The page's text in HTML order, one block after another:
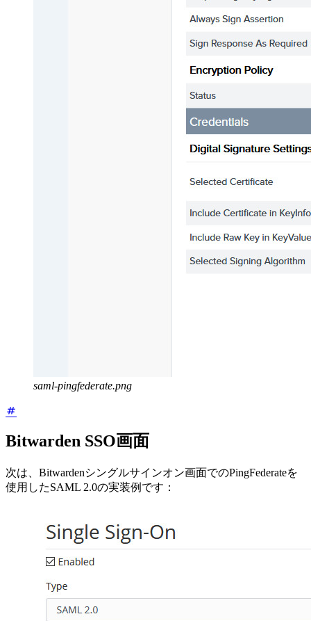
saml-pingfederate.png
Bitwarden SSO画面
次は、Bitwardenシングルサインオン画面でのPingFederateを
使用したSAML 2.0の実装例です：